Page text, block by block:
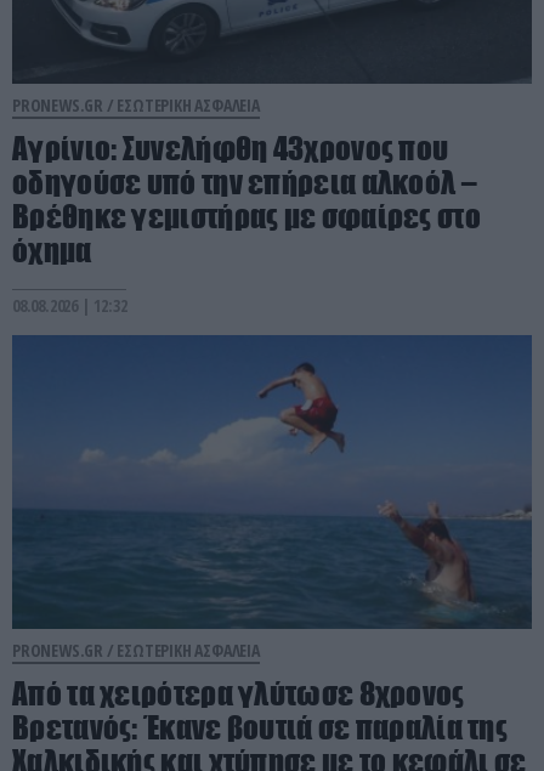
PRONEWS.GR / ΕΣΩΤΕΡΙΚΗ ΑΣΦΑΛΕΙΑ
Αγρίνιο: Συνελήφθη 43χρονος που
οδηγούσε υπό την επήρεια αλκοόλ –
Βρέθηκε γεμιστήρας με σφαίρες στο
όχημα
08.08.2026 | 12:32
PRONEWS.GR / ΕΣΩΤΕΡΙΚΗ ΑΣΦΑΛΕΙΑ
Από τα χειρότερα γλύτωσε 8χρονος
Βρετανός: Έκανε βουτιά σε παραλία της
Χαλκιδικής και χτύπησε με το κεφάλι σε